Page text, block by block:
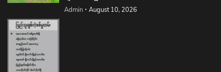
Admin August 10, 2026